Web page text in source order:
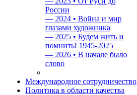
России
— 2024 • Война и мир
глазами художника
— 2025 • Будем жить и
помнить! 1945-2025
— 2026 • В начале было
слово
Международное сотрудничество
Политика в области качества